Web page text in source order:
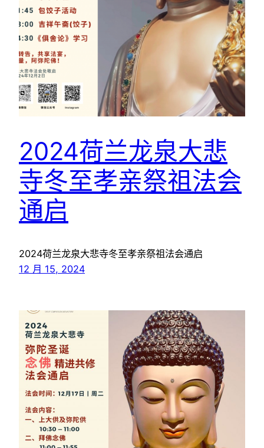
2024荷兰龙泉大悲
寺冬至孝亲祭祖法会
通启
2024荷兰龙泉大悲寺冬至孝亲祭祖法会通启
12 月 15, 2024